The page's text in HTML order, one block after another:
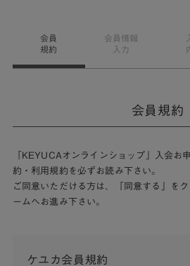
会員
規約
会員情報
入力
会員規約
「KEYUCAオンラインショップ」入会お
約・利用規約を必ずお読み下さい。
ご同意いただける方は、「同意する」を
ームへお進み下さい。
ケユカ会員規約